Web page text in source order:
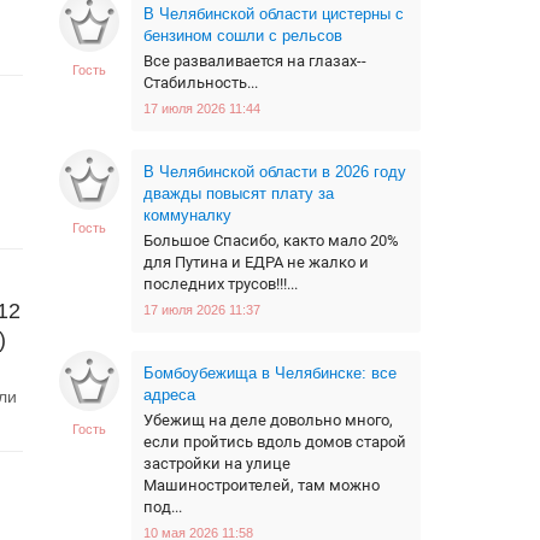
Гость
В Челябинской области цистерны с
бензином сошли с рельсов
Все разваливается на глазах--
Стабильность...
17 июля 2026 11:44
Гость
В Челябинской области в 2026 году
дважды повысят плату за
коммуналку
Большое Спасибо, както мало 20%
для Путина и ЕДРА не жалко и
последних трусов!!!...
17 июля 2026 11:37
Гость
Бомбоубежища в Челябинске: все
адреса
Убежищ на деле довольно много,
если пройтись вдоль домов старой
застройки на улице
Машиностроителей, там можно
под...
10 мая 2026 11:58